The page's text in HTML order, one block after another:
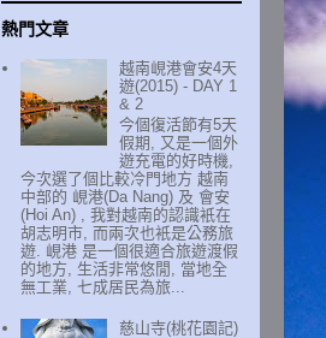
熱門文章
越南峴港會安4天
遊(2015) - DAY 1
& 2
今個復活節有5天
假期, 又是一個外
遊充電的好時機,
今次選了個比較冷門地方 越南
中部的 峴港(Da Nang) 及 會安
(Hoi An) , 我對越南的認識衹在
胡志明市, 而兩次也衹是公務旅
遊. 峴港 是一個很適合旅遊渡假
的地方, 生活非常悠閒, 當地全
無工業, 七成居民為旅...
慈山寺(桃花園記)